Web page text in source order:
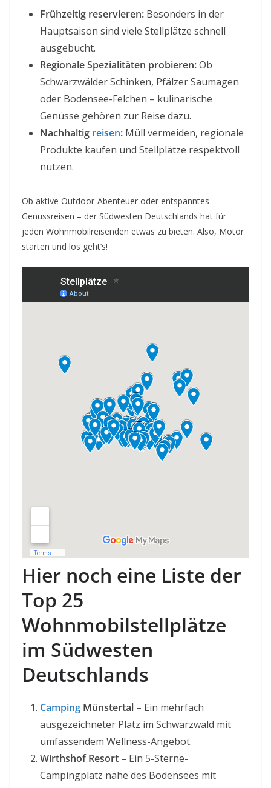
Frühzeitig reservieren: Besonders in der
Hauptsaison sind viele Stellplätze schnell
ausgebucht.
Regionale Spezialitäten probieren:Ob
Schwarzwälder Schinken, Pfälzer Saumagen
oder Bodensee-Felchen – kulinarische
Genüsse gehören zur Reise dazu.
Nachhaltig reisen: Müll vermeiden, regionale
Produkte kaufen und Stellplätze respektvoll
nutzen.
Ob aktive Outdoor-Abenteuer oder entspanntes
Genussreisen – der Südwesten Deutschlands hat für
jeden Wohnmobilreisenden etwas zu bieten. Also, Motor
starten und los geht’s!
Hier noch eine Liste der
Top 25
Wohnmobilstellplätze
im Südwesten
Deutschlands
Camping Münstertal – Ein mehrfach
ausgezeichneter Platz im Schwarzwald mit
umfassendem Wellness-Angebot.
Wirthshof Resort – Ein 5-Sterne-
Campingplatz nahe des Bodensees mit